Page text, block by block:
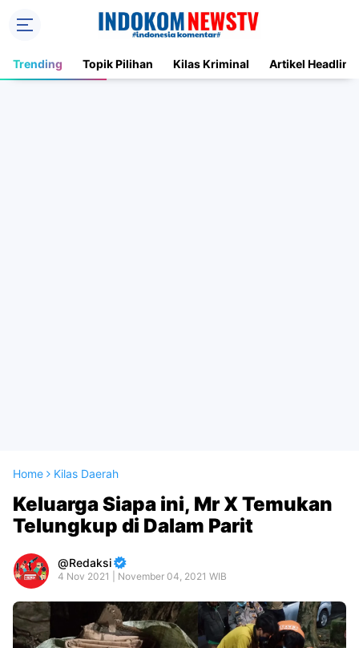
Trending Topik Pilihan Kilas Kriminal Artikel Headline
Home Kilas Daerah
Keluarga Siapa ini, Mr X Temukan
Telungkup di Dalam Parit
Redaksi
4 Nov 2021 | November 04, 2021 WIB